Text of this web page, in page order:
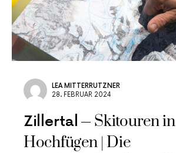
LEA MITTERRUTZNER
28. FEBRUAR 2024
Zillertal
Skitouren in
Hochfügen | Die